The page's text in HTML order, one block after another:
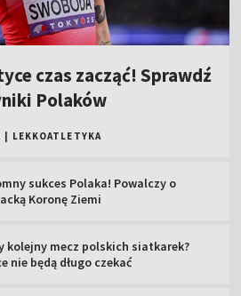
czas zacząć! Sprawdź
Polaków
LEKKOATLETYKA
sukces Polaka! Powalczy o
Koronę Ziemi
kolejny mecz polskich siatkarek?
nie będą długo czekać